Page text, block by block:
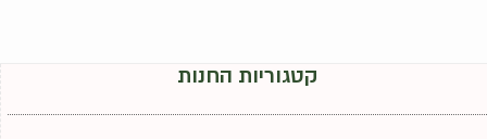
קטגוריות החנות